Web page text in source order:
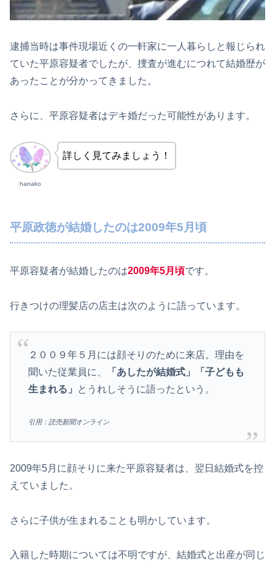
逮捕当時は事件現場近くの一軒家に一人暮らしと報じられ
ていた平原容疑者でしたが、捜査が進むにつれて結婚歴が
あったことが分かってきました。
さらに、平原容疑者はデキ婚だった可能性があります。
hanako
詳しく見てみましょう！
平原政徳が結婚したのは2009年5月頃
平原容疑者が結婚したのは2009年5月頃です。
行きつけの理髪店の店主は次のように語っています。
２００９年５月には顔そりのために来店。理由を
聞いた従業員に、
「あしたが結婚式」「子どもも
生まれる」
とうれしそうに語ったという。
引用：読売新聞オンライン
2009年5月に顔そりに来た平原容疑者は、翌日結婚式を控
えていました。
さらに子供が生まれることも明かしています。
入籍した時期については不明ですが、結婚式と出産が同じ